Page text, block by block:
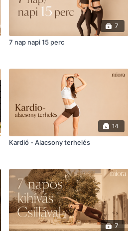
7
7 nap napi 15 perc
14
Kardió - Alacsony terhelés
7